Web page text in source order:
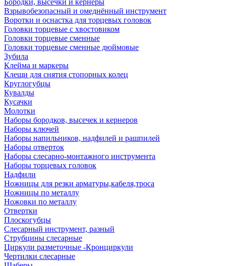
Бородки, высечки и кернеры
Взрывобезопасный и омеднённый инструмент
Воротки и оснаcтка для торцевых головок
Головки торцевые с хвостовиком
Головки торцевые сменные
Головки торцевые сменные дюймовые
Зубила
Клейма и маркеры
Клещи для снятия стопорных колец
Круглогубцы
Кувалды
Кусачки
Молотки
Наборы бородков, высечек и кернеров
Наборы ключей
Наборы напильников, надфилей и рашпилей
Наборы отверток
Наборы слесарно-монтажного инструмента
Наборы торцевых головок
Надфили
Ножницы для резки арматуры,кабеля,троса
Ножницы по металлу
Ножовки по металлу
Отвертки
Плоскогубцы
Слесарный инструмент, разный
Струбцины слесарные
Циркули разметочные -Кронциркули
Чертилки слесарные